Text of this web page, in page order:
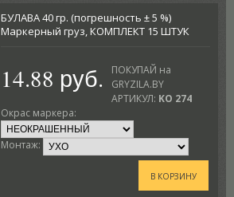
БУЛАВА 40 гр. (погрешность ± 5 %)
Маркерный груз, КОМПЛЕКТ 15 ШТУК
14.88 руб.
ПОКУПАЙ на
GRYZILA.BY
АРТИКУЛ: KO 274
Окрас маркера:
Монтаж:
В КОРЗИНУ